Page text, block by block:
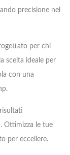
precisione nel
per chi
scelta ideale per
con una
Ottimizza le tue
per eccellere.